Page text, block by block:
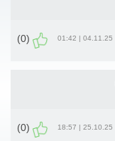
04.11.25 | 01:42
(0)
25.10.25 | 18:57
(0)